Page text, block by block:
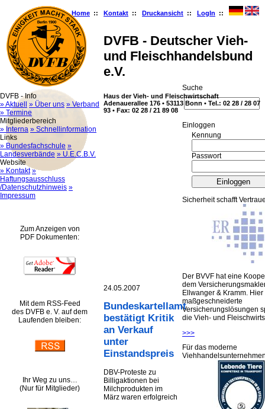
Home :: Kontakt :: Druckansicht :: LogIn ::
DVFB - Deutscher Vieh-
und Fleischhandelsbund
e.V.
Haus der Vieh- und Fleischwirtschaft
Adenauerallee 176 • 53113 Bonn • Tel.: 02 28 / 28 07
93 • Fax: 02 28 / 21 89 08
DVFB - Info
» Aktuell
» Über uns » Verband
» Termine
Mitgliederbereich
» Interna » Schnellinformation
Links
» Bundesfachschule »
Landesverbände » U.E.C.B.V.
Website
» Kontakt »
Haftungsausschluss
/Datenschutzhinweis »
Impressum
Zum Anzeigen von
PDF Dokumenten:
Mit dem RSS-Feed
des DVFB e. V. auf dem
Laufenden bleiben:
Ihr Weg zu uns…
(Nur für Mitglieder)
24.05.2007
Bundeskartellamt
bestätigt Kritik
an Verkauf
unter
Einstandspreis
DBV-Proteste zu
Billigaktionen bei
Milchprodukten im
März waren erfolgreich
Suche
Ein­log­gen
Kennung
Passwort
Sicherheit schafft
Der BVVF hat eine
dem
Ellwanger & Kramm.
maßgeschneiderte
Versicherungslösungen
die Vieh- und
>>>
Für das moderne